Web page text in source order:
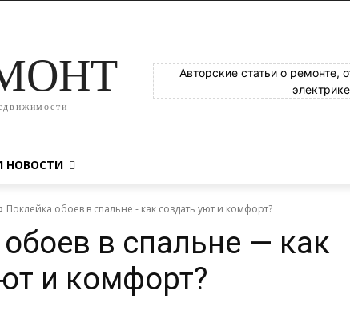
Авторские статьи о ремонте,
НОВОСТИ
Поклейка обоев в спальне - как создать уют и комфорт?
в спальне — как
и комфорт?